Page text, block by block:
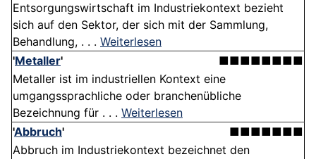
Entsorgungswirtschaft im Industriekontext bezieht
sich auf den Sektor, der sich mit der Sammlung,
Behandlung, . . . Weiterlesen
'Metaller'
■■■■■■■■
Metaller ist im industriellen Kontext eine
umgangssprachliche oder branchenübliche
Bezeichnung für . . . Weiterlesen
'Abbruch'
■■■■■■■
Abbruch im Industriekontext bezeichnet den